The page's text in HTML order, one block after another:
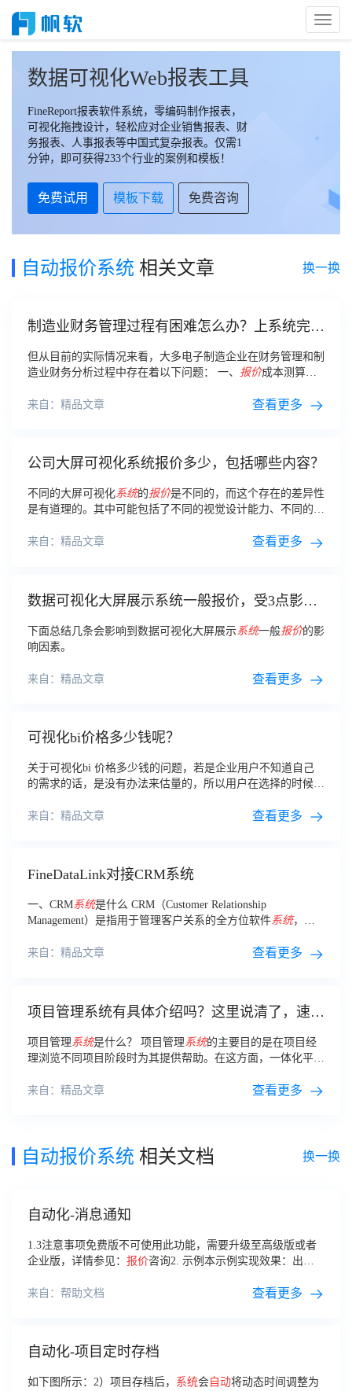
Toggle
数据可视化Web报表工具
FineReport报表软件系统，零编码制作报表，
可视化拖拽设计，轻松应对企业销售报表、财
务报表、人事报表等中国式复杂报表。仅需1
分钟，即可获得233个行业的案例和模板！
免费试用 模板下载 免费咨询
自动报价系统 相关文章 换一换
制造业财务管理过程有困难怎么办？上系统完美
解决！
但从目前的实际情况来看，大多电子制造企业在财务管理和制
造业财务分析过程中存在着以下问题： 一、 报价成本测算困
报价 成本估算难度很大，还得考虑制程的品质率
来自：精品文章 查看更多
公司大屏可视化系统报价多少，包括哪些内容？
不同的大屏可视化系统的报价是不同的，而这个存在的差异性
是有道理的。其中可能包括了不同的视觉设计能力、不同的分
差异的原因。
来自：精品文章 查看更多
数据可视化大屏展示系统一般报价，受3点影响
下面总结几条会影响到数据可视化大屏展示系统一般报价的影
响因素。
来自：精品文章 查看更多
可视化bi价格多少钱呢？
关于可视化bi 价格多少钱的问题，若是企业用户不知道自己
的需求的话，是没有办法来估量的，所以用户在选择的时候应
助用户合理的进行
来自：精品文章 查看更多
FineDataLink对接CRM系统
一、CRM系统是什么 CRM（Customer Relationship
Management）是指用于管理客户关系的全方位软件系统，为
来自：精品文章
查看更多
项目管理系统有具体介绍吗？这里说清了，速来
项目管理 系统是什么？ 项目管理 系统的主要目的是在项目经
理浏览不同项目阶段时为其提供帮助。在这方面，一体化平台
来自：精品文章
查看更多
自动报价系统 相关文档 换一换
自动化-消息通知
1.3注意事项免费版不可使用此功能，需要升级至高级版或者
企业版，详情参见： 报价咨询2. 示例本示例实现效果：出现
商品需要补货。
来自：帮助文档 查看更多
自动化-项目定时存档
如下图所示：2）项目存档后， 系统会 自动将动态时间调整为